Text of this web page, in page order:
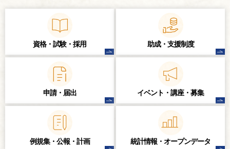
資格・試験・ 採用 助成・支援制度
申請・届出 イベント・講座・ 募集
例規集・公報・計画 統計情報・ オープンデータ